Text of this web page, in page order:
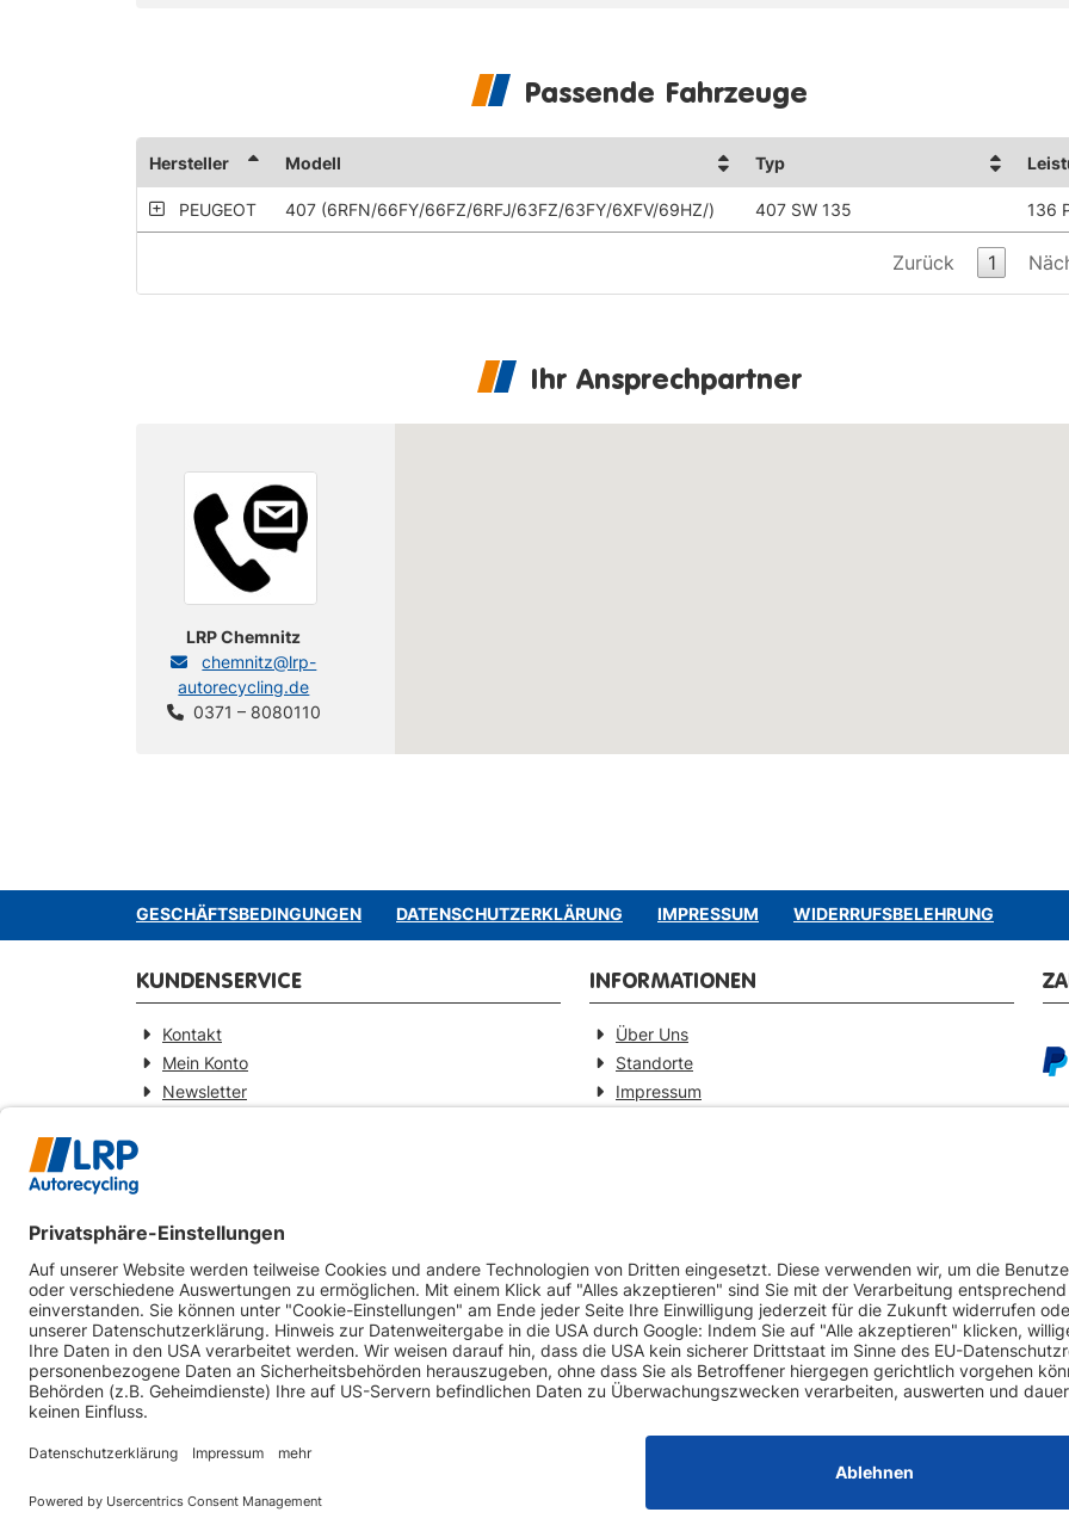
Passende Fahrzeuge
Hersteller Modell Typ
PEUGEOT 407 (6RFN/66FY/66FZ/6RFJ/63FZ/63FY/6XFV/69HZ/) 407 SW 135 136
Zurück 1
Ihr Ansprechpartner
LRP Chemnitz
chemnitz@lrp-
autorecycling.de
0371 – 8080110
GESCHÄFTSBEDINGUNGEN DATENSCHUTZERKLÄRUNG IMPRESSUM WIDERRUFSBELEHRUNG
KUNDENSERVICE
Kontakt
Mein Konto
Newsletter
INFORMATIONEN
Über Uns
Standorte
Impressum
Webseitenbetreiber
LRP-Autorecycling Magdeburg GmbH
Am Zweigkanal 9
39126 Magdeburg
0391-5441930
info@lrp-autorecycling-magdeburg.de
Ersatzteilverkauf mit Gewährleistung
Zertifizierter Fahrzeug-Demontagebetrieb
Umweltschonende Werkstattentsorgungen
Europaweiter Versand (auf Anfrage)
Mehr als 20 Jahre Erfahrung